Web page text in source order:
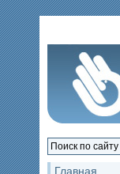
Главная